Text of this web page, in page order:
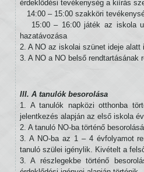
érdeklődési tevékenység a kiírás
14:00 – 15:00 szakköri
15:00 – 16:00 játék az iskola
hazatávozása
2. A NO az iskolai szünet ideje
3. A NO a NO belső
III. A tanulók besorolása
1. A tanulók napközi otthonba
jelentkezés alapján az első iskola
2. A tanuló NO-ba történő
3. A NO-ba az 1 – 4 évfolyamot
tanuló szülei igénylik. Kivételt a
3. A részlegekbe történő